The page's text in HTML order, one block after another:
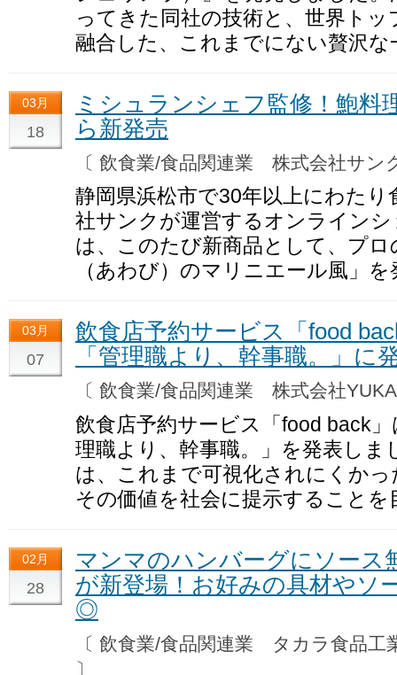
ってきた同社の技術と、世界ト
融合した、これまでにない贅沢
03月
18
ミシュランシェフ監修！鮑料
ら新発売
〔 飲食業/食品関連業 株式会社サ
静岡県浜松市で30年以上にわた
社サンクが運営するオンライン
は、このたび新商品として、プ
（あわび）のマリニエール風」
03月
07
飲食店予約サービス「food
「管理職より、幹事職。」に
〔 飲食業/食品関連業 株式会社
飲食店予約サービス「food back
理職より、幹事職。」を発表し
は、これまで可視化されにくか
その価値を社会に提示すること
02月
28
マンマのハンバーグにソース
が新登場！お好みの具材やソ
◎
〔 飲食業/食品関連業 タカラ食品
〕